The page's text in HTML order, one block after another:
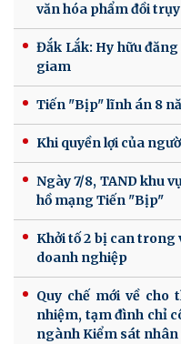
văn hóa phẩm đồi trụy
Đắk Lắk: Hy hữu
giam
Tiến "Bịp" lĩnh án 8
Khi quyền lợi của
Ngày 7/8, TAND khu
hồ mạng Tiến "Bịp"
Khởi tố 2 bị can trong
doanh nghiệp
Quy chế mới về cho
nhiệm, tạm đình chỉ
ngành Kiểm sát nhân